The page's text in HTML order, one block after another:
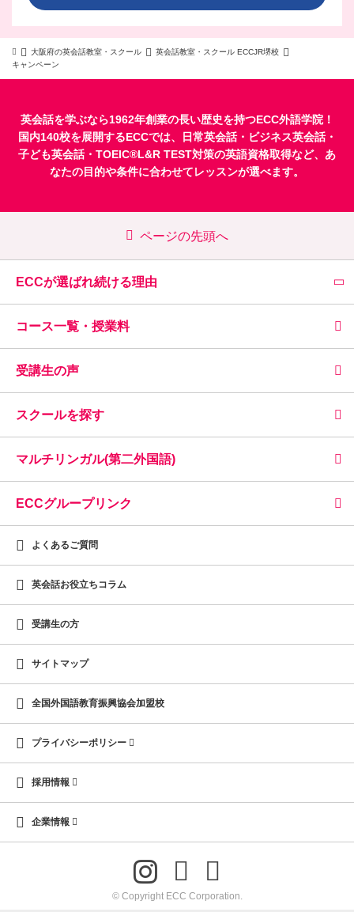
大阪府の英会話教室・スクール
英会話教室・スクール ECCJR堺校
キャンペーン
英会話を学ぶなら1962年創業の長い歴史を持つECC外語学院！
国内140校を展開するECCでは、
日常英会話・ ビジネス英会話・
子ども英会話・ TOEIC®L&R TEST対策の英語資格取得など、あ
なたの目的や条件に合わせてレッスンが選べます。
ページの先頭へ
ECCが選ばれ続ける理由
コース一覧・授業料
受講生の声
スクールを探す
マルチリンガル(第二外国語)
ECCグループリンク
よくあるご質問
英会話お役立ちコラム
受講生の方
サイトマップ
全国外国語教育振興協会加盟校
プライバシーポリシー
採用情報
企業情報
© Copyright ECC Corporation.